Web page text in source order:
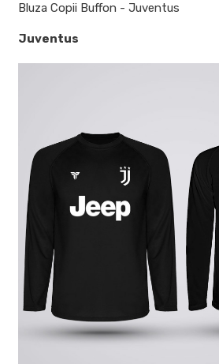
Juventus
Bluza Copii Buffon - Juventus